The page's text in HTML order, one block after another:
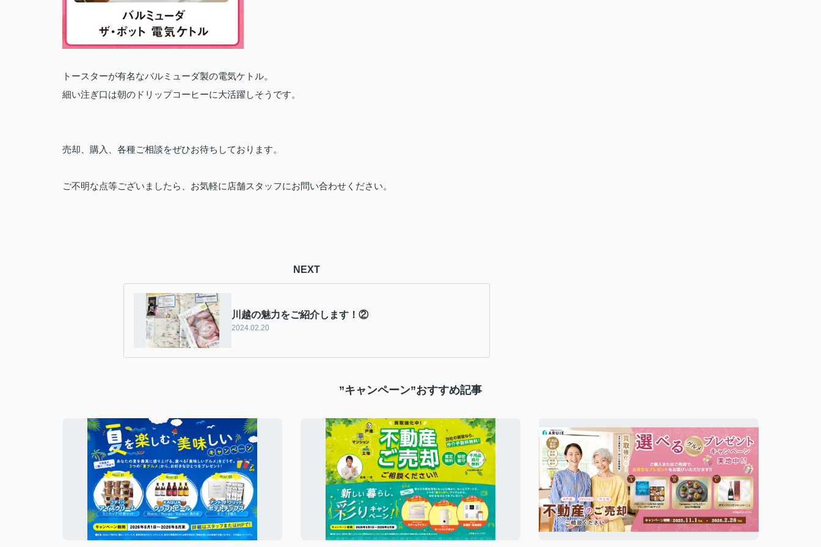
トースターが有名なバルミューダ製の電気ケトル。
細い注ぎ口は朝のドリップコーヒーに大活躍しそうです。
売却、購入、各種ご相談をぜひお待ちしております。
ご不明な点等ございましたら、お気軽に店舗スタッフにお問い合わせください。
NEXT
川越の魅力をご紹介します！②
2024.02.20
”キャンペーン”おすすめ記事